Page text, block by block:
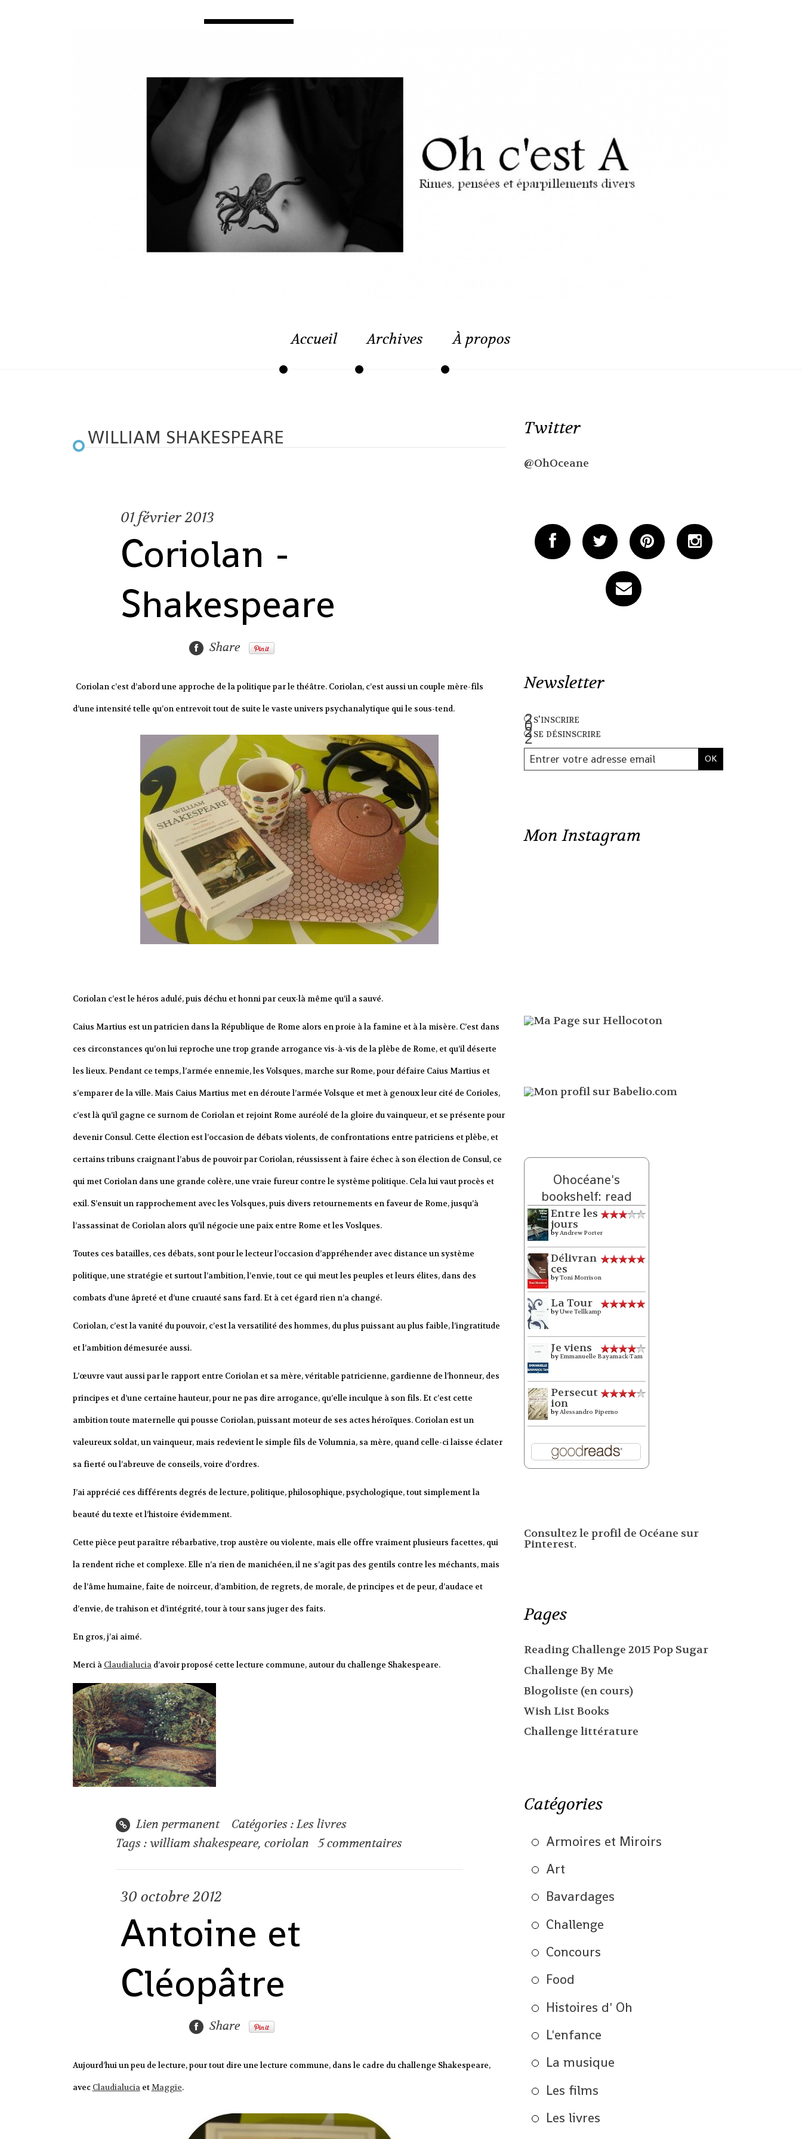
Accueil Archives À propos
WILLIAM SHAKESPEARE
01 février 2013
Coriolan -
Shakespeare
Share
Coriolan c’est d’abord une approche de la politique par le théâtre. Coriolan, c’est aussi un couple mère-fils
d’une intensité telle qu’on entrevoit tout de suite le vaste univers psychanalytique qui le sous-tend.
Coriolan c’est le héros adulé, puis déchu et honni par ceux-là même qu’il a sauvé.
Caius Martius est un patricien dans la République de Rome alors en proie à la famine et à la misère. C’est dans
ces circonstances qu’on lui reproche une trop grande arrogance vis-à-vis de la plèbe de Rome, et qu’il déserte
les lieux. Pendant ce temps, l’armée ennemie, les Volsques, marche sur Rome, pour défaire Caius Martius et
s’emparer de la ville. Mais Caius Martius met en déroute l’armée Volsque et met à genoux leur cité de Corioles,
c’est là qu’il gagne ce surnom de Coriolan et rejoint Rome auréolé de la gloire du vainqueur, et se présente pour
devenir Consul. Cette élection est l’occasion de débats violents, de confrontations entre patriciens et plèbe, et
certains tribuns craignant l’abus de pouvoir par Coriolan, réussissent à faire échec à son élection de Consul, ce
qui met Coriolan dans une grande colère, une vraie fureur contre le système politique. Cela lui vaut procès et
exil. S’ensuit un rapprochement avec les Volsques, puis divers retournements en faveur de Rome, jusqu’à
l’assassinat de Coriolan alors qu’il négocie une paix entre Rome et les Voslques.
Toutes ces batailles, ces débats, sont pour le lecteur l’occasion d’appréhender avec distance un système
politique, une stratégie et surtout l’ambition, l’envie, tout ce qui meut les peuples et leurs élites, dans des
combats d’une âpreté et d’une cruauté sans fard. Et à cet égard rien n’a changé.
Coriolan, c’est la vanité du pouvoir, c’est la versatilité des hommes, du plus puissant au plus faible, l’ingratitude
et l’ambition démesurée aussi.
L’œuvre vaut aussi par le rapport entre Coriolan et sa mère, véritable patricienne, gardienne de l’honneur, des
principes et d’une certaine hauteur, pour ne pas dire arrogance, qu’elle inculque à son fils. Et c’est cette
ambition toute maternelle qui pousse Coriolan, puissant moteur de ses actes héroïques. Coriolan est un
valeureux soldat, un vainqueur, mais redevient le simple fils de Volumnia, sa mère, quand celle-ci laisse éclater
sa fierté ou l’abreuve de conseils, voire d’ordres.
J’ai apprécié ces différents degrés de lecture, politique, philosophique, psychologique, tout simplement la
beauté du texte et l’histoire évidemment.
Cette pièce peut paraître rébarbative, trop austère ou violente, mais elle offre vraiment plusieurs facettes, qui
la rendent riche et complexe. Elle n’a rien de manichéen, il ne s’agit pas des gentils contre les méchants, mais
de l’âme humaine, faite de noirceur, d’ambition, de regrets, de morale, de principes et de peur, d’audace et
d’envie, de trahison et d’intégrité, tour à tour sans juger des faits.
En gros, j’ai aimé.
Merci à Claudialuciad’avoir proposé cette lecture commune, autour du challenge Shakespeare.
Lien permanent Catégories :Les livres
Tags :william shakespeare,coriolan 5 commentaires
30 octobre 2012
Antoine et
Cléopâtre
Share
Aujourd’hui un peu de lecture, pour tout dire une lecture commune, dans le cadre du challenge Shakespeare,
avec ClaudialuciaetMaggie.
Twitter
@OhOceane
Newsletter
s'inscrire
se désinscrire
Mon Instagram
Ohocéane's
bookshelf: read
Entre les
jours
byAndrew Porter
Délivran
ces
byToni Morrison
La Tour
byUwe Tellkamp
Je viens
by Emmanuelle Bayamack-Tam
Persecut
ion
byAlessandro Piperno
Consultez le profil de Océane sur
Pinterest.
Pages
Reading Challenge 2015 Pop Sugar
Challenge By Me
Blogoliste (en cours)
Wish List Books
Challenge littérature
Catégories
Armoires et Miroirs
Art
Bavardages
Challenge
Concours
Food
Histoires d' Oh
L'enfance
La musique
Les films
Les livres